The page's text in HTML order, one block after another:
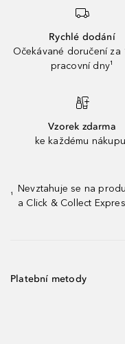
Rychlé dodání
Očekávané doručení za
pracovní dny¹
Vzorek zdarma
ke každému
¹
Nevztahuje se na
a Click & Collect
Platební metody